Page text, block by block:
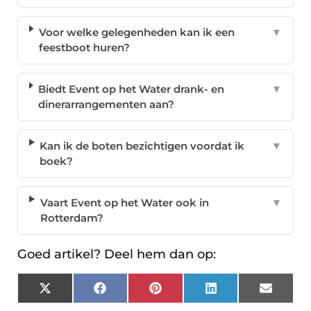
Voor welke gelegenheden kan ik een
feestboot huren?
▼
Biedt Event op het Water drank- en
dinerarrangementen aan?
▼
Kan ik de boten bezichtigen voordat ik
boek?
▼
Vaart Event op het Water ook in
Rotterdam?
▼
Goed artikel? Deel hem dan op:
X
(Twitter)
FacebookPinterest LinkedIn Email